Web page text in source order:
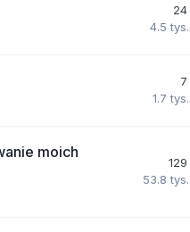
24
4.5 tys.
7
1.7 tys.
moich
129
53.8 tys.